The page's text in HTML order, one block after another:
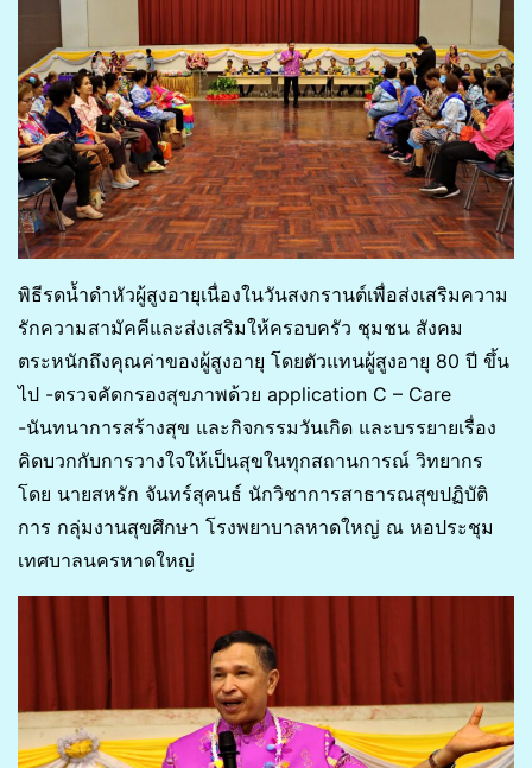
พิธีรดน้ำดำหัวผู้สูงอายุเนื่องในวันสงกรานต์เพื่อส่งเสริมความ
รักความสามัคคีและส่งเสริมให้ครอบครัว ชุมชน สังคม
ตระหนักถึงคุณค่าของผู้สูงอายุ โดยตัวแทนผู้สูงอายุ 80 ปี ขึ้น
ไป -ตรวจคัดกรองสุขภาพด้วย application C – Care
-นันทนาการสร้างสุข และกิจกรรมวันเกิด และบรรยายเรื่อง
คิดบวกกับการวางใจให้เป็นสุขในทุกสถานการณ์ วิทยากร
โดย นายสหรัก จันทร์สุคนธ์ นักวิชาการสาธารณสุขปฏิบัติ
การ กลุ่มงานสุขศึกษา โรงพยาบาลหาดใหญ่ ณ หอประชุม
เทศบาลนครหาดใหญ่